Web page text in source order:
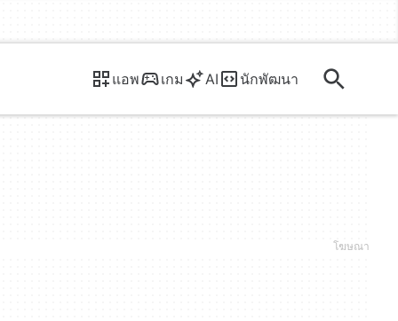
แอพ เกม AI นักพัฒนา